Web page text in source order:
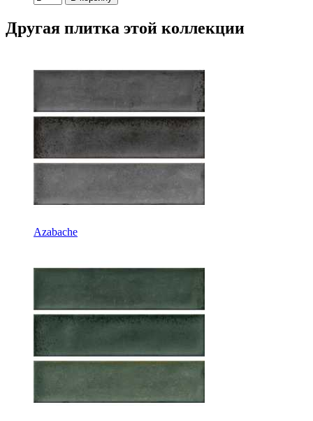
Другая плитка этой коллекции
Azabache